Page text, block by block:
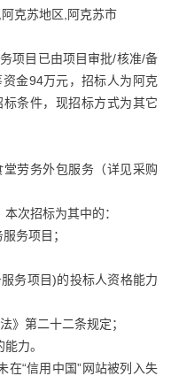
克苏地区,阿克苏市
项目已由项目审批/核准/备
金94万元，招标人为阿克
条件，现招标方式为其它
劳务外包服务（详见采购
次招标为其中的：
务项目；
务项目)的投标人资格能力
》第二十二条规定；
力。
在“信用中国”网站被列入失